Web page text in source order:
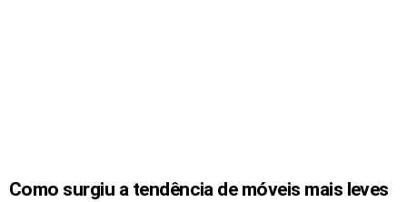
Como surgiu a tendência de móveis mais leves